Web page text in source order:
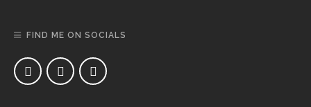
FIND ME ON SOCIALS